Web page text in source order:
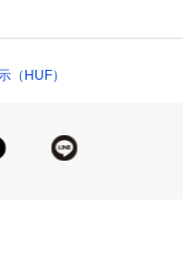
（HUF）